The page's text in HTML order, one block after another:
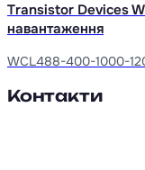
Transistor Devices
навантаження
WCL488-400-1000-
Контакти